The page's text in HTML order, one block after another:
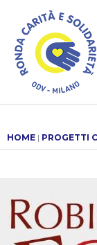
HOME | PROGETTI